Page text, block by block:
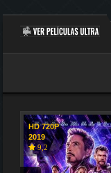
HD 720P
2019
9,2